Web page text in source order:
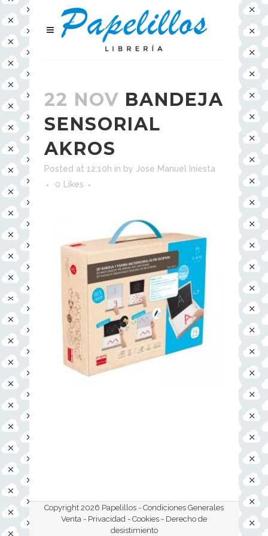
22 NOV BANDEJA
SENSORIAL
AKROS
Posted at 12:10h in by Jose Manuel Iniesta
0
Likes
Copyright 2026 Papelillos - Condiciones Generales
Venta - Privacidad - Cookies - Derecho de
desistimiento